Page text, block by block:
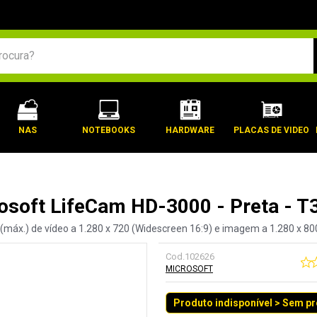
NAS NOTEBOOKS HARDWARE PLACAS DE VIDEO
LifeCam HD-3000 - Preta -
de vídeo a 1.280 x 720 (Widescreen 16:9) e imagem a 1.280 x
Cod.102626
MICROSOFT
Produto indisponível > Sem